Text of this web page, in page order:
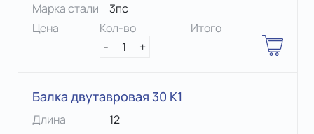
Марка стали
3пс
Цена
Кол-во
-
1 +
Итого
Балка двутавровая 30 К1
Длина
12